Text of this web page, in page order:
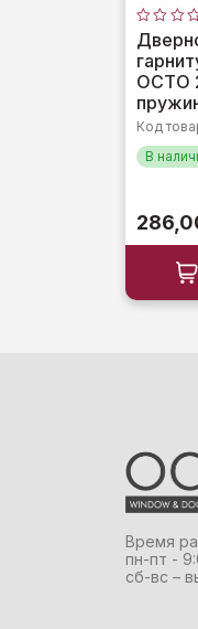
Оценка
0
из
5
Код
В
Время
пн-пт -
сб-вс –